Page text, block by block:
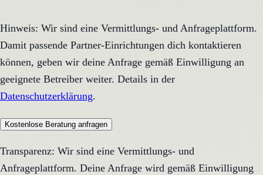
Hinweis: Wir sind eine Vermittlungs- und Anfrageplattform.
Damit passende Partner-Einrichtungen dich kontaktieren
können, geben wir deine Anfrage gemäß Einwilligung an
geeignete Betreiber weiter. Details in der
Datenschutzerklärung.
Kostenlose Beratung anfragen
Transparenz: Wir sind eine Vermittlungs- und
Anfrageplattform. Deine Anfrage wird gemäß Einwilligung